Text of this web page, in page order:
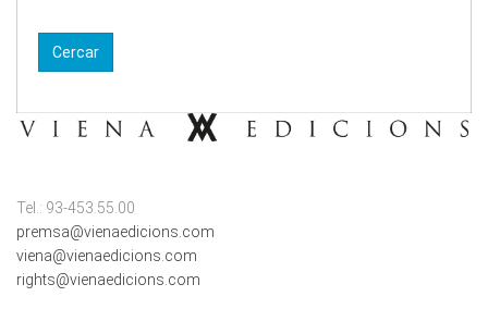
Tel.: 93-453.55.00
premsa@vienaedicions.com
viena@vienaedicions.com
rights@vienaedicions.com